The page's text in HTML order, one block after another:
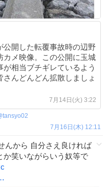
公開した転覆事故時の辺野
カメ映像。この公開に玉城
が相当ブチギレているよう
さんどんどん拡散しましょ
7月14日(火) 3:22
tansyo02
7月16日(木) 12:11
んから 自分さえ良ければ
か笑いながらいう奴等で